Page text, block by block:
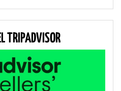
TRIPADVISOR